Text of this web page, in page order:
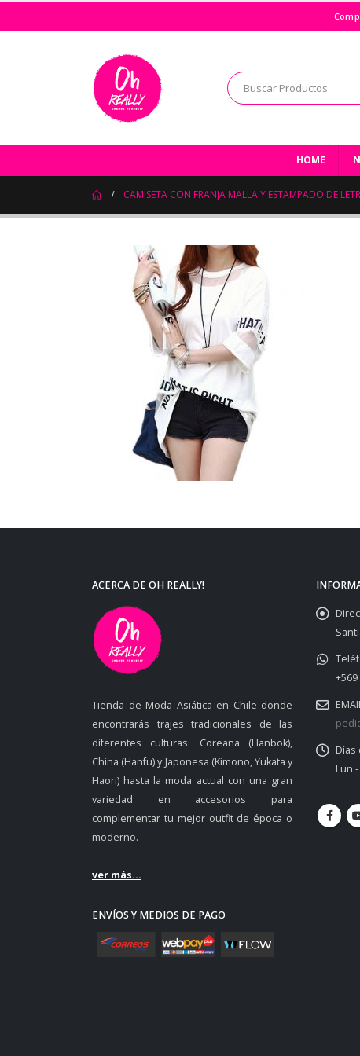
HOME
CAMISETA CON FRANJA MALLA Y ESTAMPADO DE
ACERCA DE OH REALLY!
Tienda de Moda Asiática en Chile donde
encontrarás trajes tradicionales de las
diferentes culturas: Coreana (Hanbok),
China (Hanfu) y Japonesa (Kimono, Yukata y
Haori) hasta la moda actual con una gran
variedad en accesorios para
complementar tu mejor outfit de época o
moderno.
ver más...
ENVÍOS Y MEDIOS DE PAGO
Días
Lun